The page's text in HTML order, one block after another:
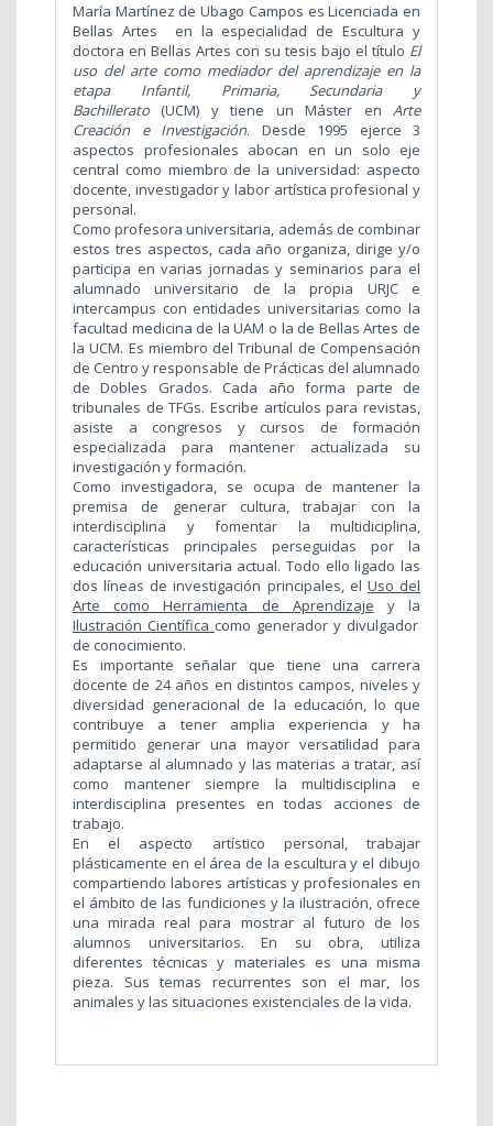
María Martínez de Ubago Campos es Licenciada en
Bellas Artes en la especialidad de Escultura y
doctora en Bellas Artes con su tesis bajo el título El
uso del arte como mediador del aprendizaje en la
etapa Infantil, Primaria, Secundaria y
Bachillerato (UCM) y tiene un Máster en Arte
Creación e Investigación. Desde 1995 ejerce 3
aspectos profesionales abocan en un solo eje
central como miembro de la universidad: aspecto
docente, investigador y labor artística profesional y
personal.
Como profesora universitaria, además de combinar
estos tres aspectos, cada año organiza, dirige y/o
participa en varias jornadas y seminarios para el
alumnado universitario de la propia URJC e
intercampus con entidades universitarias como la
facultad medicina de la UAM o la de Bellas Artes de
la UCM. Es miembro del Tribunal de Compensación
de Centro y responsable de Prácticas del alumnado
de Dobles Grados. Cada año forma parte de
tribunales de TFGs. Escribe artículos para revistas,
asiste a congresos y cursos de formación
especializada para mantener actualizada su
investigación y formación.
Como investigadora, se ocupa de mantener la
premisa de generar cultura, trabajar con la
interdisciplina y fomentar la multidiciplina,
características principales perseguidas por la
educación universitaria actual. Todo ello ligado las
dos líneas de investigación principales, el Uso del
Arte como Herramienta de Aprendizaje y la
Ilustración Científica como generador y divulgador
de conocimiento.
Es importante señalar que tiene una carrera
docente de 24 años en distintos campos, niveles y
diversidad generacional de la educación, lo que
contribuye a tener amplia experiencia y ha
permitido generar una mayor versatilidad para
adaptarse al alumnado y las materias a tratar, así
como mantener siempre la multidisciplina e
interdisciplina presentes en todas acciones de
trabajo.
En el aspecto artístico personal, trabajar
plásticamente en el área de la escultura y el dibujo
compartiendo labores artísticas y profesionales en
el ámbito de las fundiciones y la ilustración, ofrece
una mirada real para mostrar al futuro de los
alumnos universitarios. En su obra, utiliza
diferentes técnicas y materiales es una misma
pieza. Sus temas recurrentes son el mar, los
animales y las situaciones existenciales de la vida.